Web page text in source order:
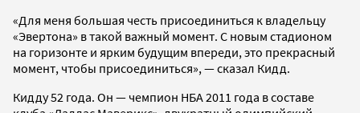
«Для меня большая честь присоединиться к владельцу
«Эвертона» в такой важный момент. С новым стадионом
на горизонте и ярким будущим впереди, это прекрасный
момент, чтобы присоединиться», — сказал Кидд.
Кидду 52 года. Он — чемпион НБА 2011 года в составе